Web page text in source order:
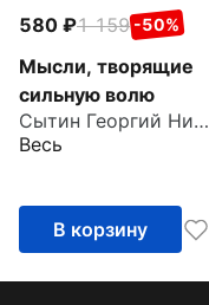
580 1 159 -50%
Мысли, творящие
сильную волю
Сытин Георгий Николаевич
Весь
В корзину